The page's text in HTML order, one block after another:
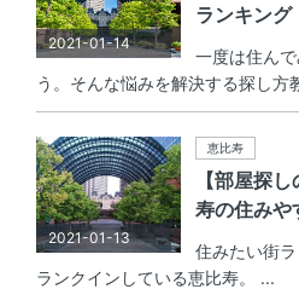
2021-01-14
ランキング
一度は住ん
う。そんな悩みを解決する探し方
2021-01-13
恵比寿
【部屋探
寿の住みや
住みたい街
ランクインしている恵比寿。 ...